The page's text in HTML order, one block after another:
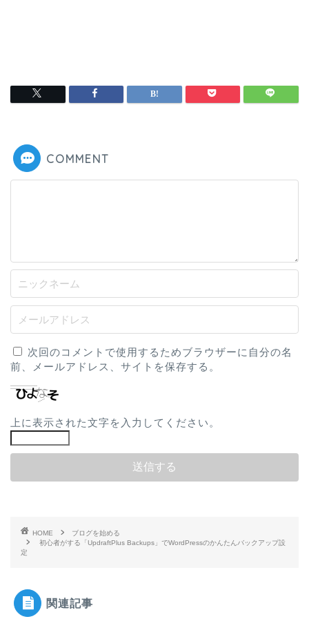
COMMENT
次回のコメントで使用するためブラウザーに自分の名
前、メールアドレス、サイトを保存する。
上に表示された文字を入力してください。
HOME
ブログを始める
初心者がする「UpdraftPlus Backups」でWordPressのかんたんバックアップ設
定
関連記事